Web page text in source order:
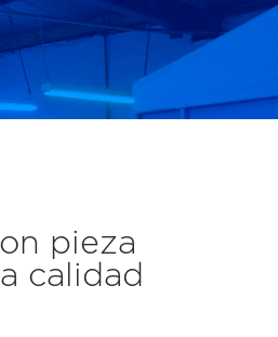
pieza
calidad